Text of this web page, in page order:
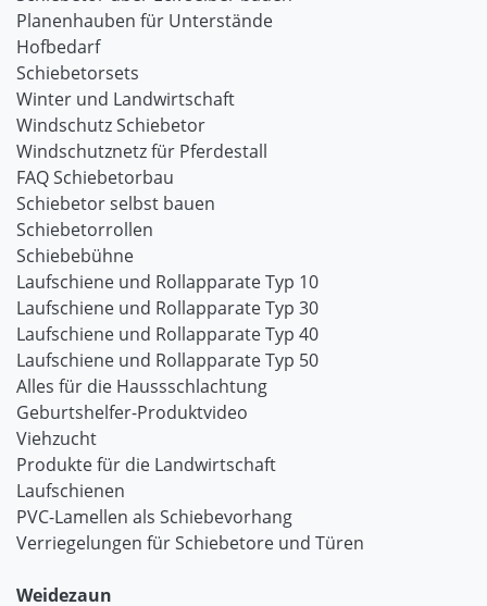
Planenhauben für Unterstände
Hofbedarf
Schiebetorsets
Winter und Landwirtschaft
Windschutz Schiebetor
Windschutznetz für Pferdestall
FAQ Schiebetorbau
Schiebetor selbst bauen
Schiebetorrollen
Schiebebühne
Laufschiene und Rollapparate Typ 10
Laufschiene und Rollapparate Typ 30
Laufschiene und Rollapparate Typ 40
Laufschiene und Rollapparate Typ 50
Alles für die Haussschlachtung
Geburtshelfer-Produktvideo
Viehzucht
Produkte für die Landwirtschaft
Laufschienen
PVC-Lamellen als Schiebevorhang
Verriegelungen für Schiebetore und Türen
Weidezaun